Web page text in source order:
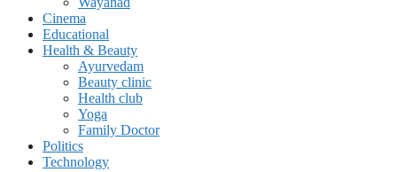
Cinema
Educational
Health & Beauty
Ayurvedam
Beauty clinic
Health club
Yoga
Family Doctor
Politics
Technology